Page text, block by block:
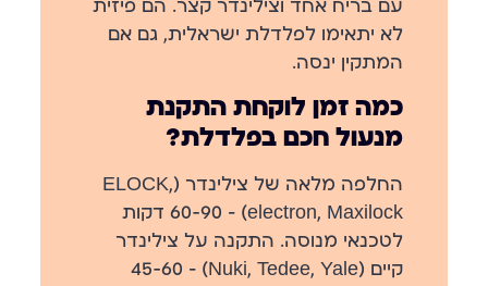
עם בריח אחד וצילינדר קצר. הם פיזית
לא יתאימו לפלדלת ישראלית, גם אם
המתקין ינסה.
כמה זמן לוקחת התקנת
מנעול חכם בפלדלת?
החלפה מלאה של צילינדר (ELOCK,
electron, Maxilock) — 60-90 דקות
לטכנאי מנוסה. התקנה על צילינדר
קיים (Nuki, Tedee, Yale) — 45-60